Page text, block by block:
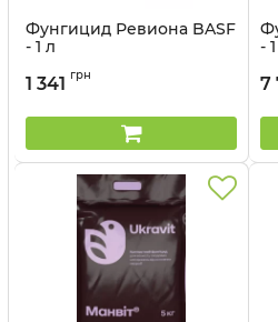
Фунгицид Ревиона BASF
- 1 л
1 341 грн
-
7